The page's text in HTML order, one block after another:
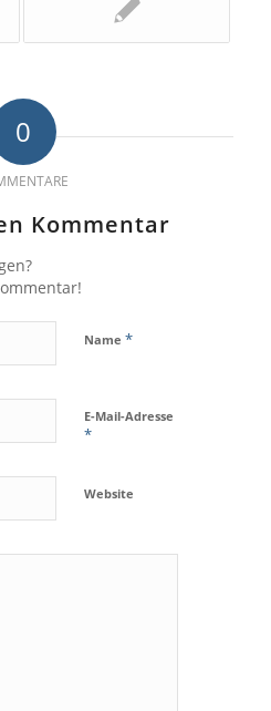
0
Kommentar
Name *
E-Mail-Adresse
*
Website